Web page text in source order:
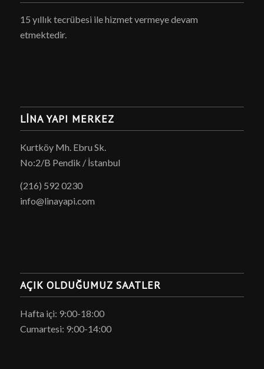
15 yıllık tecrübesi ile hizmet vermeye devam
etmektedir.
LINA YAPI MERKEZ
Kurtköy Mh. Ebru Sk.
No:2/B Pendik / İstanbul
(216) 592 0230
info@linayapi.com
AÇIK OLDUĞUMUZ SAATLER
Hafta içi: 9:00-18:00
Cumartesi: 9:00-14:00